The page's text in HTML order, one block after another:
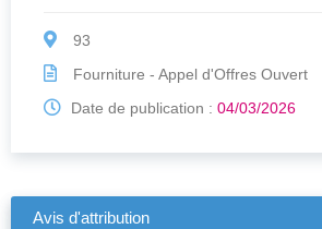
93
Fourniture - Appel d'Offres Ouvert
Date de publication : 04/03/2026
Avis d'attribution